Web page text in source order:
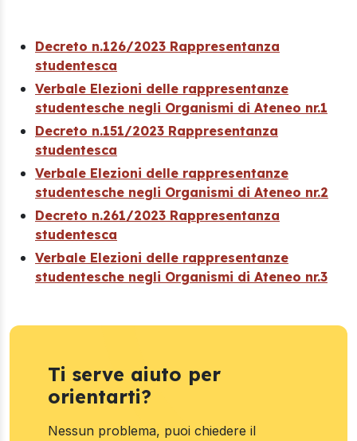
Decreto n.126/2023 Rappresentanza
studentesca
Verbale Elezioni delle rappresentanze
studentesche negli Organismi di Ateneo nr.1
Decreto n.151/2023 Rappresentanza
studentesca
Verbale Elezioni delle rappresentanze
studentesche negli Organismi di Ateneo nr.2
Decreto n.261/2023 Rappresentanza
studentesca
Verbale Elezioni delle rappresentanze
studentesche negli Organismi di Ateneo nr.3
Ti serve aiuto per
orientarti?
Nessun problema, puoi chiedere il